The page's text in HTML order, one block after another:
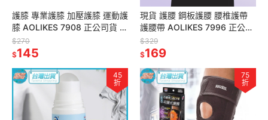
護膝 專業護膝 加壓護膝 運動護
膝 AOLIKES 7908 正公司貨 高
透氣吸汗 運動護具 重訓護具 護
膝蓋
$270
$145
現貨 護腰 鋼板護腰 腰椎護帶
護腰帶 AOLIKES 7996 正公司
貨 健身 舉重護腰 鋼板腰帶 運
動護具
$329
$169
45
折
75
折